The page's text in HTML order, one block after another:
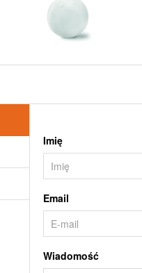
Imię
Email
Wiadomość